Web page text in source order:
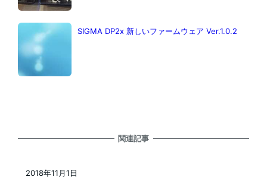
SIGMA DP2x 新しいファームウェア Ver.1.0.2
関連記事
2018年11月1日